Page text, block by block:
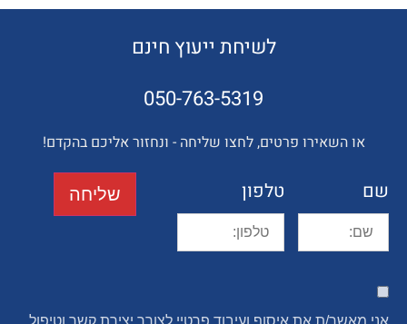
לשיחת ייעוץ חינם
050-763-5319
פרטים, לחצו שליחה - ונחזור אליכם בהקדם!
ת את איסוף ועיבוד פרטיי לצורך יצירת קשר וטיפול